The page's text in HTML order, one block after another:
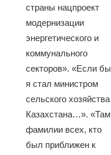
страны нацпроект
модернизации
энергетического и
коммунального
секторов». «Если бы
я стал министром
сельского хозяйства
Казахстана…». «Там
фамилии всех, кто
был приближен к